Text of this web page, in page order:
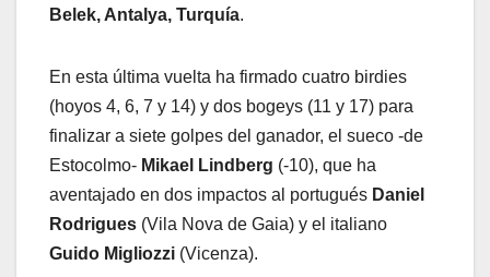
Belek, Antalya, Turquía.
En esta última vuelta ha firmado cuatro birdies
(hoyos 4, 6, 7 y 14) y dos bogeys (11 y 17) para
finalizar a siete golpes del ganador, el sueco -de
Estocolmo- Mikael Lindberg (-10), que ha
aventajado en dos impactos al portugués Daniel
Rodrigues (Vila Nova de Gaia) y el italiano
Guido Migliozzi (Vicenza).